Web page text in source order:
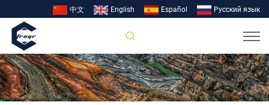
中文 English Español Pусский язык